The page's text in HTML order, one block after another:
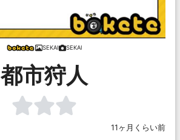
SEKAI SEKAI
都市狩人
11ヶ月くらい前